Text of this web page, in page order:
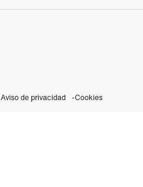
Aviso de privacidad Cookies